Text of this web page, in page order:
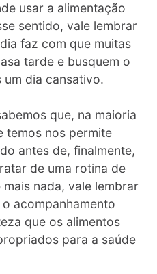
usar a alimentação
sentido, vale lembrar
faz com que muitas
tarde e busquem o
dia cansativo.
que, na maioria
temos nos permite
antes de, finalmente,
de uma rotina de
nada, vale lembrar
acompanhamento
que os alimentos
para a saúde